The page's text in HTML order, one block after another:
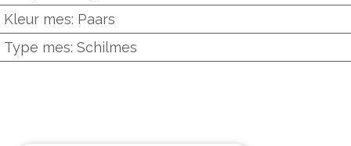
Kleur mes: Paars
Type mes: Schilmes